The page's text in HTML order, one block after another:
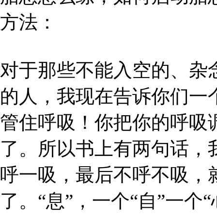
方法：
对于那些不能入空的、
的人，我现在告诉你们
管住呼吸！你把你的呼吸
了。所以书上有两句话
呼一吸，最后不呼不吸，
了。“息”，一个“自”一个